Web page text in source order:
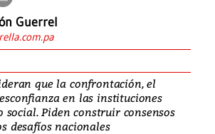
Guerrel
que la confrontación, el
en las instituciones
Piden construir consensos
desafíos nacionales